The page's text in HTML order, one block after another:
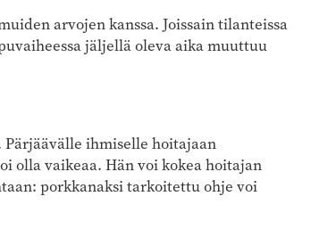
arvojen kanssa. Joissain tilanteissa
jäljellä oleva aika muuttuu
ihmiselle hoitajaan
olla vaikeaa. Hän voi kokea hoitajan
porkkanaksi tarkoitettu ohje voi